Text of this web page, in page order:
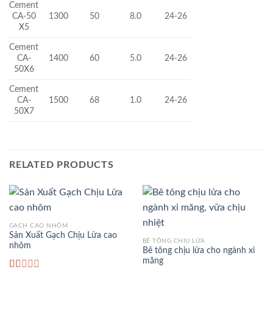
Cement
CA-50
X5
1300 50 8.0 24-26
Cement
CA-
50X6
1400 60 5.0 24-26
Cement
CA-
50X7
1500 68 1.0 24-26
RELATED PRODUCTS
GẠCH CAO NHÔM
Sản Xuất Gạch Chịu Lửa cao
nhôm
BÊ TÔNG CHỊU LỬA
Bê tông chịu lửa cho ngành xi
măng